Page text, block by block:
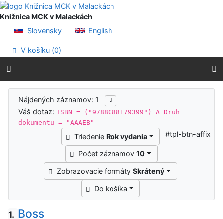
Prejsť na obsah
Prejsť na menu
Knižnica MCK v Malackách
Slovensky
English
V košíku (0)
Výsledky vyhľadávania
Nájdených záznamov: 1
Váš dotaz: ISBN = ("9788088179399") A Druh
dokumentu = "AAAEB"
Triedenie Rok vydania
Počet záznamov10
Zobrazovacie formátySkrátený
Do košíka
#tpl-btn-affix
1. Boss